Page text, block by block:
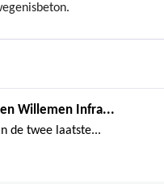
Willemen Infra...
de twee laatste...